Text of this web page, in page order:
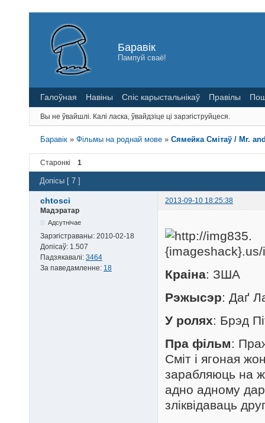
Баравік
Пампуй сваё!
Галоўная Навіны Спіс карыстальнікаў Правілы
Вы не ўвайшлі. Калі ласка, ўвайдзіце ці зарэгіструйцеся.
Баравік »Фільмы на роднай мове »Сямейка Смітаў / Mr.
Старонкі 1
Допісы [ 7 ]
chtosci
2013-09-10 18:25:38
Мадэратар
Адсутнічае
Зарэгістраваны: 2010-02-18
Допісаў: 1.507
Падзякавалі: 3464
За паведамленне: 18 Краіна: ЗША
Рэжысэр: Даґ
У ролях: Брэд
Пра фільм:
Сміт і ягоная
зарабляюць на
адно адному
зліквідаваць